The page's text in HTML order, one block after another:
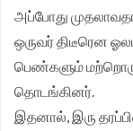
அப்போது
ஒருவர் திடீரென
பெண்களும்
தொடங்கினர்.
இதனால், இரு